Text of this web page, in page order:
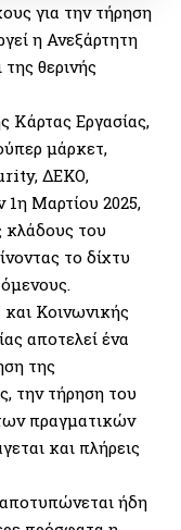
για την τήρηση
η Ανεξάρτητη
θερινής
Κάρτας Εργασίας,
μάρκετ,
ΔΕΚΟ,
1η Μαρτίου 2025,
κλάδους του
το δίχτυ
Κοινωνικής
αποτελεί ένα
της
την τήρηση του
πραγματικών
και πλήρεις
ήδη